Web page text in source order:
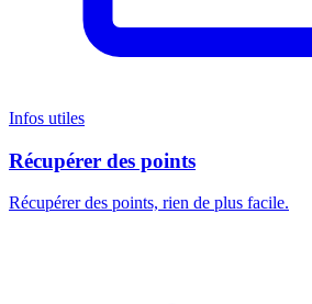
Infos utiles
Récupérer des points
Récupérer des points, rien de plus facile.